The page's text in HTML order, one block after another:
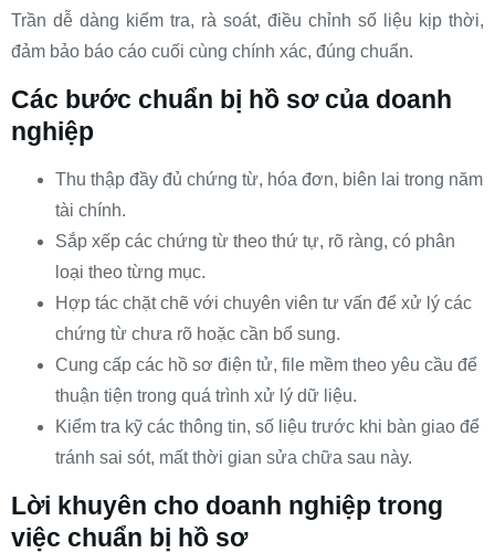
Trần dễ dàng kiểm tra, rà soát, điều chỉnh số liệu kịp thời,
đảm bảo báo cáo cuối cùng chính xác, đúng chuẩn.
Các bước chuẩn bị hồ sơ của doanh
nghiệp
Thu thập đầy đủ chứng từ, hóa đơn, biên lai trong năm
tài chính.
Sắp xếp các chứng từ theo thứ tự, rõ ràng, có phân
loại theo từng mục.
Hợp tác chặt chẽ với chuyên viên tư vấn để xử lý các
chứng từ chưa rõ hoặc cần bổ sung.
Cung cấp các hồ sơ điện tử, file mềm theo yêu cầu để
thuận tiện trong quá trình xử lý dữ liệu.
Kiểm tra kỹ các thông tin, số liệu trước khi bàn giao để
tránh sai sót, mất thời gian sửa chữa sau này.
Lời khuyên cho doanh nghiệp trong
việc chuẩn bị hồ sơ